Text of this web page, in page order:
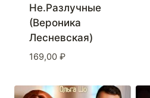
Не.Разлучные
(Вероника
Лесневская)
169,00 ₽